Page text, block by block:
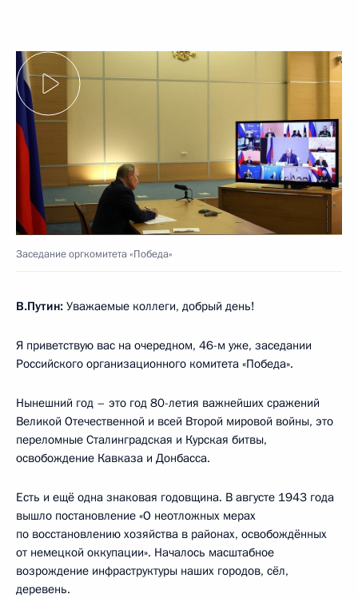
Заседание оргкомитета «Победа»
В.Путин: Уважаемые коллеги, добрый день!
Я приветствую вас на очередном, 46-м уже, заседании
Российского организационного комитета «Победа».
Нынешний год – это год 80-летия важнейших сражений
Великой Отечественной и всей Второй мировой войны, это
переломные Сталинградская и Курская битвы,
освобождение Кавказа и Донбасса.
Есть и ещё одна знаковая годовщина. В августе 1943 года
вышло постановление «О неотложных мерах
по восстановлению хозяйства в районах, освобождённых
от немецкой оккупации». Началось масштабное
возрождение инфраструктуры наших городов, сёл,
деревень.